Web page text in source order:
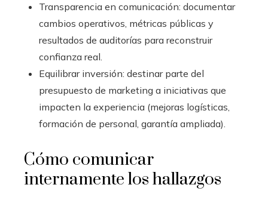
Transparencia en comunicación: documentar
cambios operativos, métricas públicas y
resultados de auditorías para reconstruir
confianza real.
Equilibrar inversión: destinar parte del
presupuesto de marketing a iniciativas que
impacten la experiencia (mejoras logísticas,
formación de personal, garantía ampliada).
Cómo comunicar
internamente los hallazgos